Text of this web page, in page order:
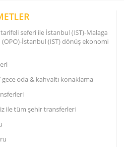
seferi ile İstanbul (IST)-Malaga
(OPO)-İstanbul (IST) dönüş ekonomi
oda & kahvaltı konaklama
ile tüm şehir transferleri